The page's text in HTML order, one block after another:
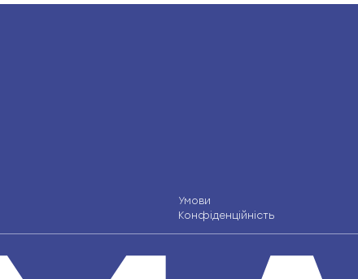
Умови
Конфіденційність